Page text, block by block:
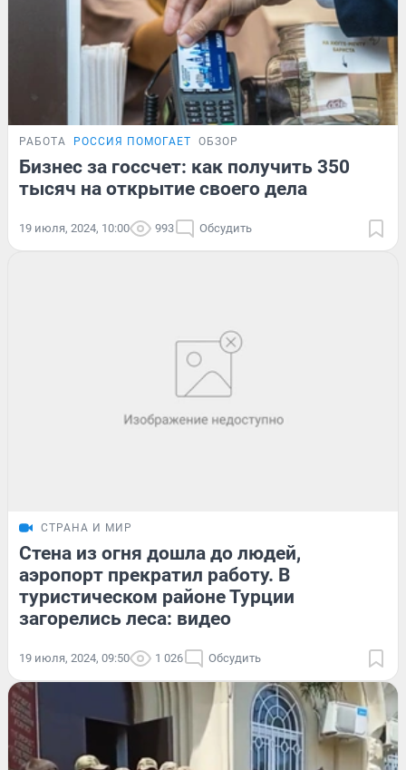
РАБОТА РОССИЯ ПОМОГАЕТ ОБЗОР
Бизнес за госсчет: как получить 350
тысяч на открытие своего дела
19 июля, 2024, 10:00 993 Обсудить
СТРАНА И МИР
Стена из огня дошла до людей,
аэропорт прекратил работу. В
туристическом районе Турции
загорелись леса: видео
19 июля, 2024, 09:50 1 026 Обсудить